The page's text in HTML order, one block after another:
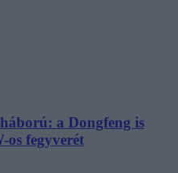
a Dongfeng is
os fegyverét